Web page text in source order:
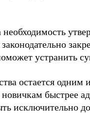
устранить
остается одним
быстрее
исключительно